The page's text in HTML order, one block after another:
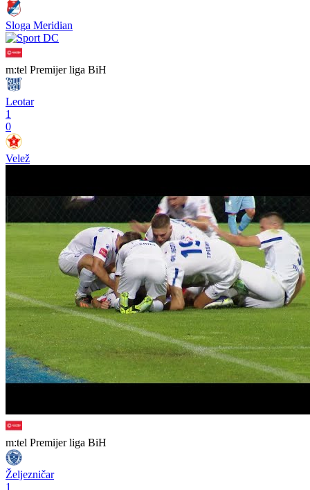
Sloga Meridian
m:tel Premijer liga BiH
Leotar
1
0
Velež
m:tel Premijer liga BiH
Željezničar
1